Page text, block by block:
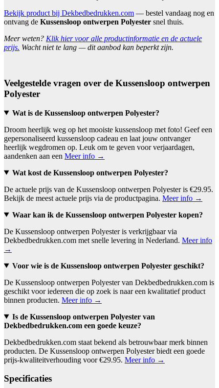
Bekijk product bij Dekbedbedrukken.com — bestel vandaag nog en
ontvang de Kussensloop ontwerpen Polyester snel thuis.
Meer weten? Klik hier voor alle productinformatie en de actuele
prijs. Wacht niet te lang — dit aanbod kan beperkt zijn.
Veelgestelde vragen over de Kussensloop ontwerpen
Polyester
Wat is de Kussensloop ontwerpen Polyester?
Droom heerlijk weg op het mooiste kussensloop met foto! Geef een
gepersonaliseerd kussensloop cadeau en laat jouw ontvanger
heerlijk wegdromen op. Leuk om te geven voor verjaardagen,
aandenken aan een Meer info →
Wat kost de Kussensloop ontwerpen Polyester?
De actuele prijs van de Kussensloop ontwerpen Polyester is €29.95.
Bekijk de meest actuele prijs via de productpagina. Meer info →
Waar kan ik de Kussensloop ontwerpen Polyester kopen?
De Kussensloop ontwerpen Polyester is verkrijgbaar via
Dekbedbedrukken.com met snelle levering in Nederland. Meer info
→
Voor wie is de Kussensloop ontwerpen Polyester geschikt?
De Kussensloop ontwerpen Polyester van Dekbedbedrukken.com is
geschikt voor iedereen die op zoek is naar een kwalitatief product
binnen producten. Meer info →
Is de Kussensloop ontwerpen Polyester van
Dekbedbedrukken.com een goede keuze?
Dekbedbedrukken.com staat bekend als betrouwbaar merk binnen
producten. De Kussensloop ontwerpen Polyester biedt een goede
prijs-kwaliteitverhouding voor €29.95. Meer info →
Specificaties